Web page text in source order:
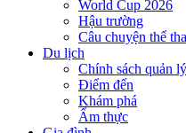
World Cup 2026
Hậu trường
Câu chuyện thể
Du lịch
Chính sách quản lý
Điểm đến
Khám phá
Ẩm thực